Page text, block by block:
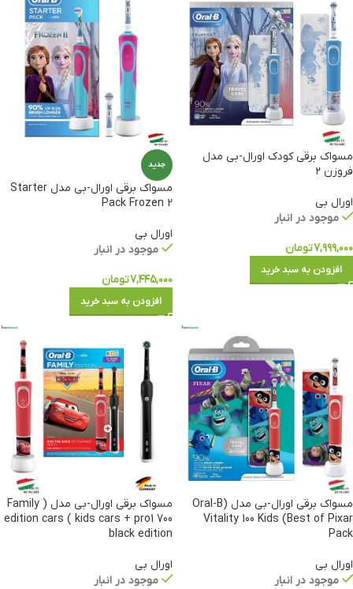
مسواک برقی کودک اورال-بی مدل
فروزن ۲
اورال بی
موجود در انبار
۷,۹۹۹,۰۰۰تومان
افزودن به سبد خرید
جدید
مسواک برقی اورال-بی مدل Starter
Pack Frozen 2
اورال بی
موجود در انبار
۷,۴۴۵,۰۰۰تومان
افزودن به سبد خرید
مسواک برقی اورال-بی مدل (Oral-B
Vitality 100 Kids (Best of Pixar
Pack
اورال بی
موجود در انبار
مسواک برقی اورال-بی مدل ( Family
edition cars ( kids cars + pro1 700
black edition
اورال بی
موجود در انبار